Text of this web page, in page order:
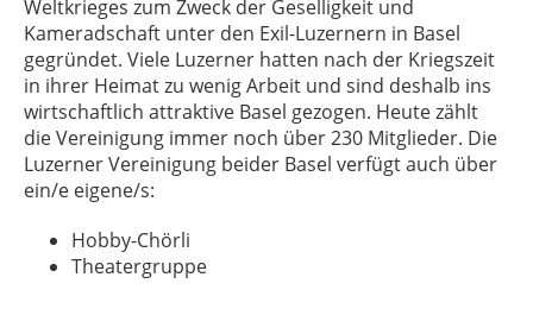
Weltkrieges zum Zweck der Geselligkeit und
Kameradschaft unter den Exil-Luzernern in Basel
gegründet. Viele Luzerner hatten nach der Kriegszeit
in ihrer Heimat zu wenig Arbeit und sind deshalb ins
wirtschaftlich attraktive Basel gezogen. Heute zählt
die Vereinigung immer noch über 230 Mitglieder. Die
Luzerner Vereinigung beider Basel verfügt auch über
ein/e eigene/s:
Hobby-Chörli
Theatergruppe